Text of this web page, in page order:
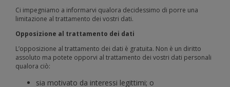
Ci impegniamo a informarvi qualora decidessimo di porre una
limitazione al trattamento dei vostri dati.
Opposizione al trattamento dei dati
L’opposizione al trattamento dei dati è gratuita. Non è un diritto
assoluto ma potete opporvi al trattamento dei vostri dati personali
qualora ciò:
sia motivato da interessi legittimi; o